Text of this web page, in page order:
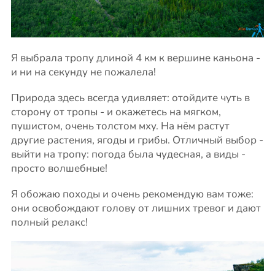
Я выбрала тропу длиной 4 км к вершине каньона -
и ни на секунду не пожалела!
Природа здесь всегда удивляет: отойдите чуть в
сторону от тропы - и окажетесь на мягком,
пушистом, очень толстом мху. На нём растут
другие растения, ягоды и грибы. Отличный выбор -
выйти на тропу: погода была чудесная, а виды -
просто волшебные!
Я обожаю походы и очень рекомендую вам тоже:
они освобождают голову от лишних тревог и дают
полный релакс!